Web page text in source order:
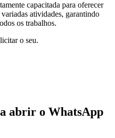
capacitada para oferecer
atividades, garantindo
os trabalhos.
o seu.
abrir o WhatsApp